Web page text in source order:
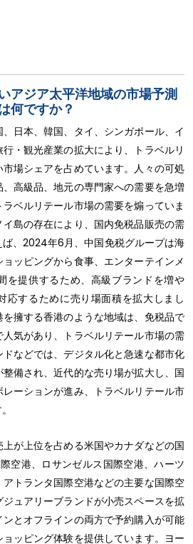
アジア太平洋地域の市場予測
何ですか？
日本、韓国、タイ、シンガポール、イ
・観光産業の拡大により、トラベルリ
場シェアを占めています。人々の可処
高級品、地元の専門家への需要を急増
ベルリテール市場の需要を煽っていま
島の存在により、国内免税品販売の需
、2024年6月、中国免税グループは海
ッピングから食事、エンターテインメ
を提供するため、高級ブランドを増や
応するために売り場面積を拡大しまし
擁する香港のような地域は、免税品で
気があり、トラベルリテール市場の需
などでは、デジタル化と急速な都市化
備され、近代的な売り場が拡大し、国
ーションが進み、トラベルリテール市
が上位を占める米国やカナダなどの国
空港、ロサンゼルス国際空港、ハーツ
トランタ国際空港などの主要な国際空
ュアリーブランドが小売スペースを拡
とオフラインの両方で予約購入が可能
ッピング体験を提供しています。ヨー